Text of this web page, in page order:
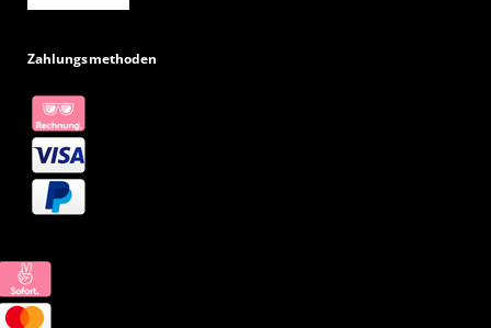
Zahlungsmethoden